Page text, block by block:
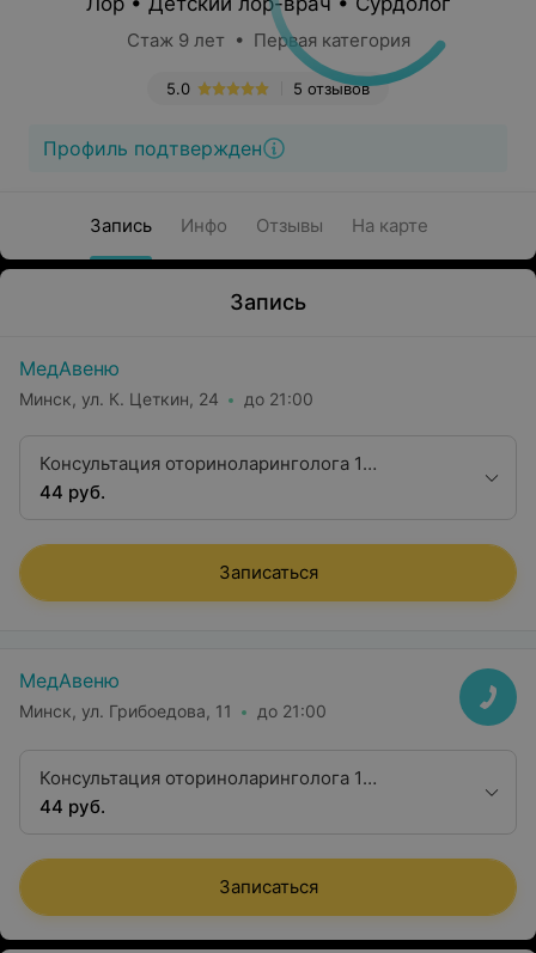
Стаж 9 лет • Первая категория
5 отзывов
5.0
Профиль подтвержден
Запись Инфо Отзывы На карте
Запись
МедАвеню
Минск, ул. К. Цеткин, 24 до 21:00
Консультация оториноларинголога 1
квалификационной категории
44 руб.
Записаться
МедАвеню
Минск, ул. Грибоедова, 11 до 21:00
Консультация оториноларинголога 1
квалификационной категории
44 руб.
Записаться